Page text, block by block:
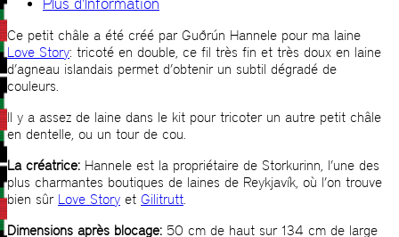
Plus d'Information
Ce petit châle a été créé par Guðrún Hannele pour ma laine
Love Story: tricoté en double, ce fil très fin et très doux en laine
d’agneau islandais permet d’obtenir un subtil dégradé de
couleurs.
Il y a assez de laine dans le kit pour tricoter un autre petit châle
en dentelle, ou un tour de cou.
La créatrice: Hannele est la propriétaire de Storkurinn, l’une des
plus charmantes boutiques de laines de Reykjavík, où l’on trouve
bien sûr Love Story et Gilitrutt.
Dimensions après blocage: 50 cm de haut sur 134 cm de large